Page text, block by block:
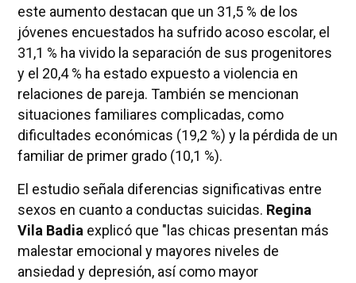
este aumento destacan que un 31,5 % de los
jóvenes encuestados ha sufrido acoso escolar, el
31,1 % ha vivido la separación de sus progenitores
y el 20,4 % ha estado expuesto a violencia en
relaciones de pareja. También se mencionan
situaciones familiares complicadas, como
dificultades económicas (19,2 %) y la pérdida de un
familiar de primer grado (10,1 %).
El estudio señala diferencias significativas entre
sexos en cuanto a conductas suicidas. Regina
Vila Badia explicó que "las chicas presentan más
malestar emocional y mayores niveles de
ansiedad y depresión, así como mayor